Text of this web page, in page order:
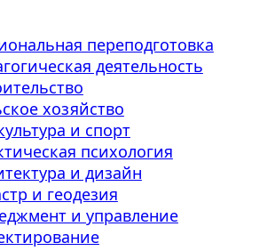
переподготовка
деятельность
хозяйство
и спорт
психология
и дизайн
и геодезия
и управление